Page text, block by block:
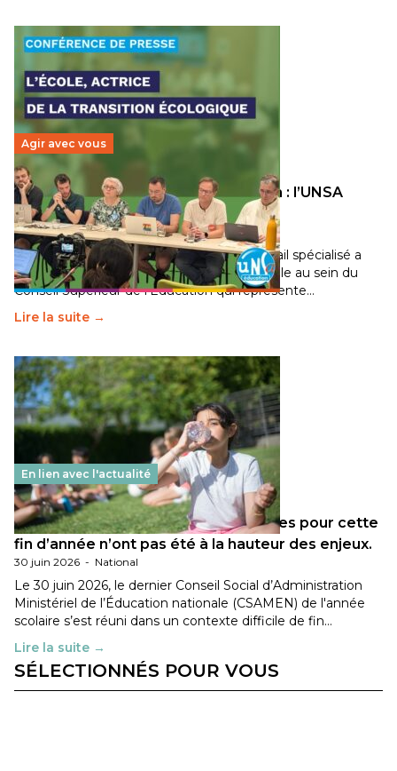
Agir avec vous
Transition écologique de l’éducation : l’UNSA
Éducation fait bouger les lignes
30 juin 2026-National
Pendant plusieurs mois, un groupe de travail spécialisé a
travaillé sur la transition écologique de l’Ecole au sein du
Conseil Supérieur de l’Éducation qui représente…
Lire la suite →
En lien avec l'actualité
Les décisions ministérielles attendues pour cette
fin d’année n’ont pas été à la hauteur des enjeux.
30 juin 2026 - National
Le 30 juin 2026, le dernier Conseil Social d’Administration
Ministériel de l’Éducation nationale (CSAMEN) de l'année
scolaire s’est réuni dans un contexte difficile de fin…
Lire la suite →
SÉLECTIONNÉS POUR VOUS